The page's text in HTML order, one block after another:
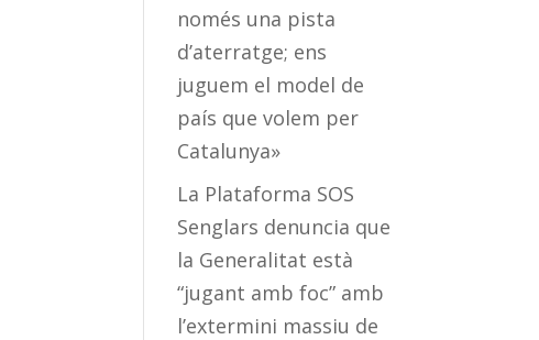
només una pista
d’aterratge; ens
juguem el model de
país que volem per
Catalunya»
La Plataforma SOS
Senglars denuncia que
la Generalitat està
“jugant amb foc” amb
l’extermini massiu de